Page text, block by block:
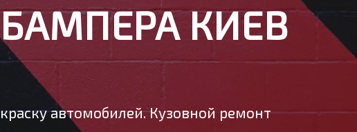
КИЕВ
автомобилей. Кузовной ремонт